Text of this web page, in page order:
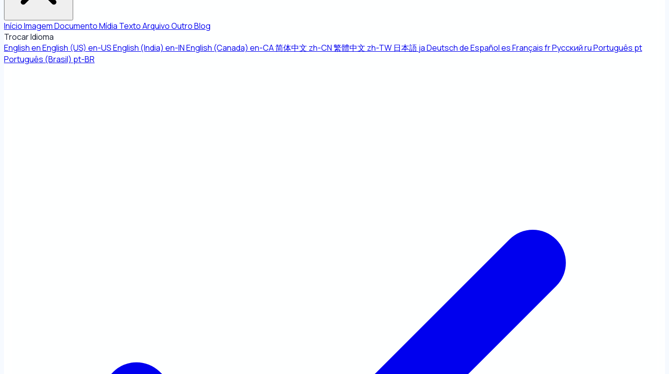
InícioImagemDocumentoMídia TextoArquivoOutroBlog
Trocar Idioma
EnglishenEnglish (US) en-USEnglish (India) en-INEnglish (Canada) en-CA简体中文 zh-CN繁體中文 zh-TW 日本語jaDeutschdeEspañolesFrançaisfrРусскийruPortuguês pt
Português (Brasil) pt-BR